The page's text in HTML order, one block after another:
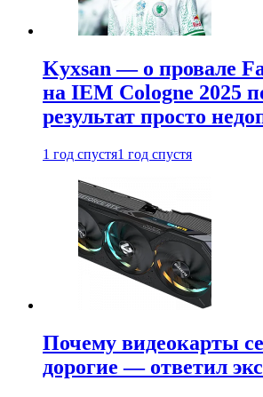
Kyxsan — о провале
на IEM Cologne 2025
результат просто
1 год спустя1 год спустя
Почему видеокарты
дорогие — ответил